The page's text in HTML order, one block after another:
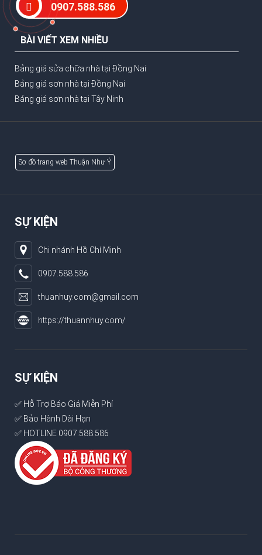
BÀI VIẾT XEM NHIỀU
Bảng giá sửa chữa nhà tại Đồng Nai
Bảng giá sơn nhà tại Đồng Nai
Bảng giá sơn nhà tại Tây Ninh
Sơ đồ trang web Thuận Như Ý
SỰ KIỆN
Chi nhánh Hồ Chí Minh
0907.588.586
thuanhuy.com@gmail.com
https://thuannhuy.com/
SỰ KIỆN
✅ Hỗ Trợ Báo Giá Miễn Phí
✅ Bảo Hành Dài Hạn
✅ HOTLINE 0907.588.586
0907.588.586